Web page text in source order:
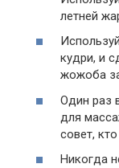
летней
кудри, и
жожоба
Один раз
для
совет,
Никогда